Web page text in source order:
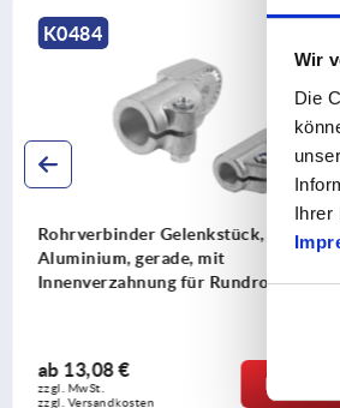
Wir
Die
Ihrer
K0484
Rohrverbinder Gelenkstück,
Aluminium, gerade, mit
Innenverzahnung für Rundrohre
ab 13,08 €
zzgl. MwSt.
zzgl. Versandkosten
DETAILS